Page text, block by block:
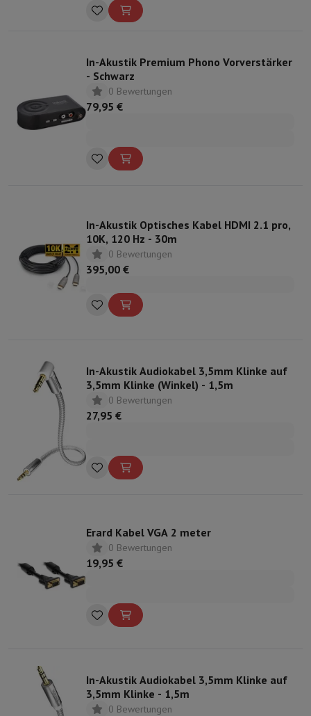
(cm): 10 cm
In-Akustik Premium Phono Vorverstärker
- Schwarz
0 Bewertungen
79,95 €
In-Akustik Optisches Kabel HDMI 2.1 pro,
10K, 120 Hz - 30m
0 Bewertungen
395,00 €
In-Akustik Audiokabel 3,5mm Klinke auf
3,5mm Klinke (Winkel) - 1,5m
0 Bewertungen
27,95 €
Erard Kabel VGA 2 meter
0 Bewertungen
19,95 €
In-Akustik Audiokabel 3,5mm Klinke auf
3,5mm Klinke - 1,5m
0 Bewertungen